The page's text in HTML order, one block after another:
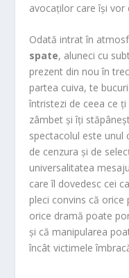
avocaților care își vor
Odată intrat în
spate, aluneci cu
prezent din nou în
partea cuiva, te
întristezi de ceea ce
zâmbet și îți
spectacolul este unul
de cenzura și de
universalitatea
care îl dovedesc cei
pleci convins că
orice dramă poate
și că manipularea
încât victimele